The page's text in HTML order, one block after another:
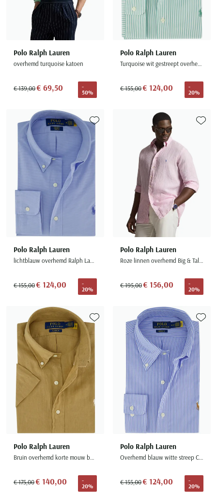
Polo Ralph Lauren
overhemd turquoise katoen
€ 139,00€ 69,50
-
50%
Polo Ralph Lauren
Turquoise wit gestreept overhemd Custom Fit
€ 155,00€ 124,00
-
20%
Polo Ralph Lauren
lichtblauw overhemd Ralph Lauren custom fit
€ 155,00€ 124,00
-
20%
Toevoegen aan favorieten
Polo Ralph Lauren
Roze linnen overhemd Big & Tall gestreept
€ 195,00€ 156,00
-
20%
Polo Ralph Lauren
Bruin overhemd korte mouw button down boord
€ 175,00€ 140,00
-
20%
Toevoegen aan favorieten
Polo Ralph Lauren
Overhemd blauw witte streep Custom Fit
€ 155,00€ 124,00
-
20%